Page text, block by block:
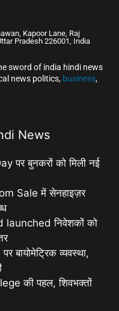
Kapoor Lane, Raj
Pradesh 226001, India
sword of india hindi news
news politics, business,
News
पर बुनकरों को मिली नई
Sale में सेनहाइज़र
निवेशकों को
व्यवस्था,
की पहल, शिवभक्तों